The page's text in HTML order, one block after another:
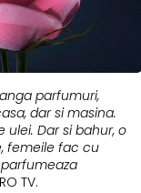
parfumuri,
dar si masina.
Dar si bahur, o
femeile fac cu
TV.